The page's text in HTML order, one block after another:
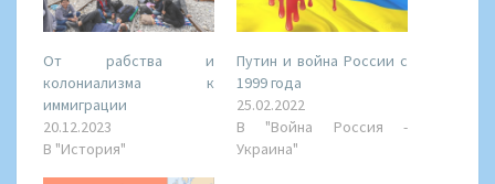
От рабства и
колониализма к
иммиграции
20.12.2023
В "История"
Путин и война России с
1999 года
25.02.2022
В "Война Россия -
Украина"